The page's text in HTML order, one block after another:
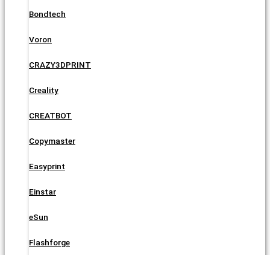
Bondtech
Voron
CRAZY3DPRINT
Creality
CREATBOT
Copymaster
Easyprint
Einstar
eSun
Flashforge